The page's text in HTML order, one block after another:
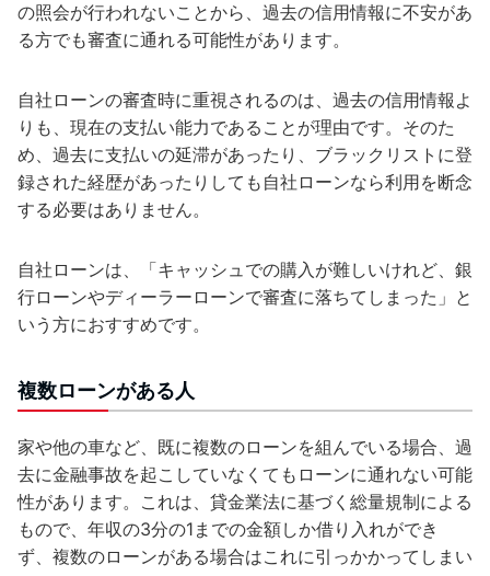
の照会が行われないことから、過去の信用情報に不安があ
る方でも審査に通れる可能性があります。
自社ローンの審査時に重視されるのは、過去の信用情報よ
りも、現在の支払い能力であることが理由です。そのた
め、過去に支払いの延滞があったり、ブラックリストに登
録された経歴があったりしても自社ローンなら利用を断念
する必要はありません。
自社ローンは、「キャッシュでの購入が難しいけれど、銀
行ローンやディーラーローンで審査に落ちてしまった」と
いう方におすすめです。
複数ローンがある人
家や他の車など、既に複数のローンを組んでいる場合、過
去に金融事故を起こしていなくてもローンに通れない可能
性があります。これは、貸金業法に基づく総量規制による
もので、年収の3分の1までの金額しか借り入れができ
ず、複数のローンがある場合はこれに引っかかってしまい